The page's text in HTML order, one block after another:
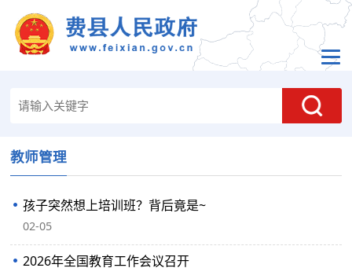
教师管理
孩子突然想上培训班？背后竟是~
02-05
2026年全国教育工作会议召开